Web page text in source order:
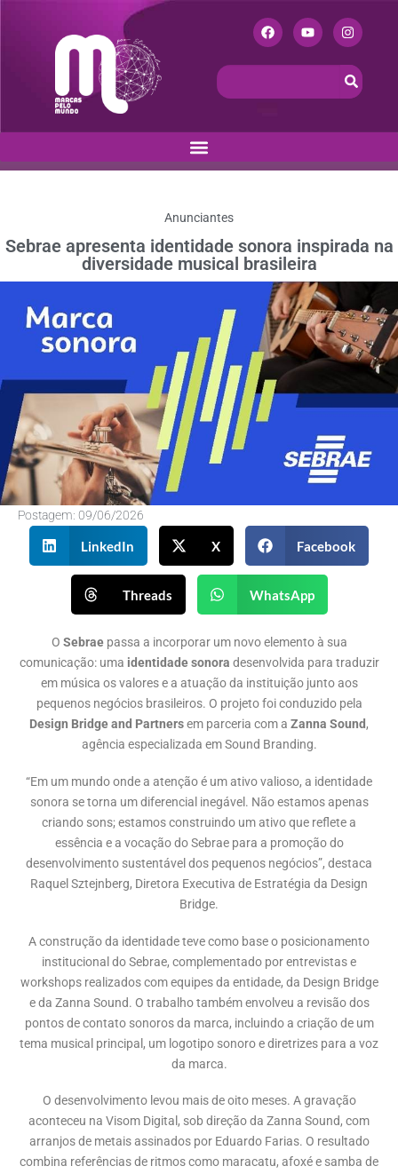
Anunciantes
Sebrae apresenta identidade sonora inspirada na
diversidade musical brasileira
Postagem: 09/06/2026
LinkedIn X Facebook
Threads WhatsApp
O Sebraepassa a incorporar um novo elemento à sua
comunicação: uma identidade sonora desenvolvida para traduzir
em música os valores e a atuação da instituição junto aos
pequenos negócios brasileiros. O projeto foi conduzido pela
Design Bridge and Partnersem parceria com a Zanna Sound,
agência especializada em Sound Branding.
“Em um mundo onde a atenção é um ativo valioso, a identidade
sonora se torna um diferencial inegável. Não estamos apenas
criando sons; estamos construindo um ativo que reflete a
essência e a vocação do Sebrae para a promoção do
desenvolvimento sustentável dos pequenos negócios”, destaca
Raquel Sztejnberg, Diretora Executiva de Estratégia da Design
Bridge.
A construção da identidade teve como base o posicionamento
institucional do Sebrae, complementado por entrevistas e
workshops realizados com equipes da entidade, da Design Bridge
e da Zanna Sound. O trabalho também envolveu a revisão dos
pontos de contato sonoros da marca, incluindo a criação de um
tema musical principal, um logotipo sonoro e diretrizes para a voz
da marca.
O desenvolvimento levou mais de oito meses. A gravação
aconteceu na Visom Digital, sob direção da Zanna Sound, com
arranjos de metais assinados por Eduardo Farias. O resultado
combina referências de ritmos como maracatu, afoxé e samba de